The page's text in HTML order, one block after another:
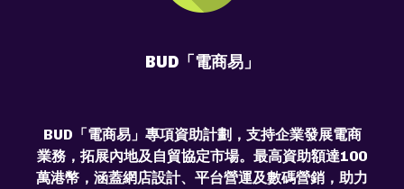
BUD「電商易」
BUD「電商易」專項資助計劃，支持企業發展電商
業務，拓展內地及自貿協定市場。最高資助額達100
萬港幣，涵蓋網店設計、平台營運及數碼營銷，助力